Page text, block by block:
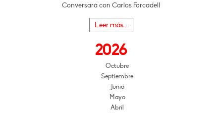
Conversará con Carlos Forcadell
Leer más...
2026
Octubre
Septiembre
Junio
Mayo
Abril